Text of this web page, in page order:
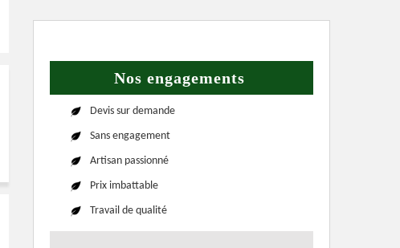
Nos engagements
Devis sur demande
Sans engagement
Artisan passionné
Prix imbattable
Travail de qualité